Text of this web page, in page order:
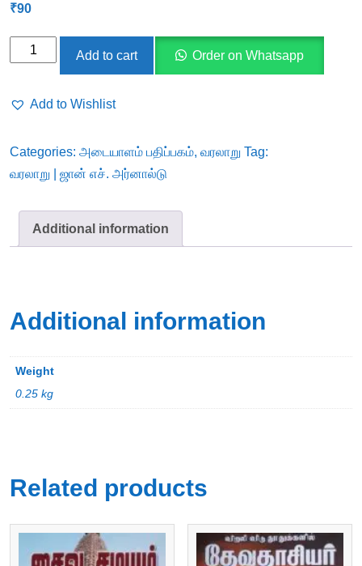
₹90
வரலாறு
எச்.
quantity
Add to cart Order on Whatsapp
Add to Wishlist
Categories: அடையாளம் பதிப்பகம், வரலாறு Tag:
வரலாறு | ஜான் எச். அர்னால்டு
Additional information
Additional information
Weight
0.25 kg
Related products